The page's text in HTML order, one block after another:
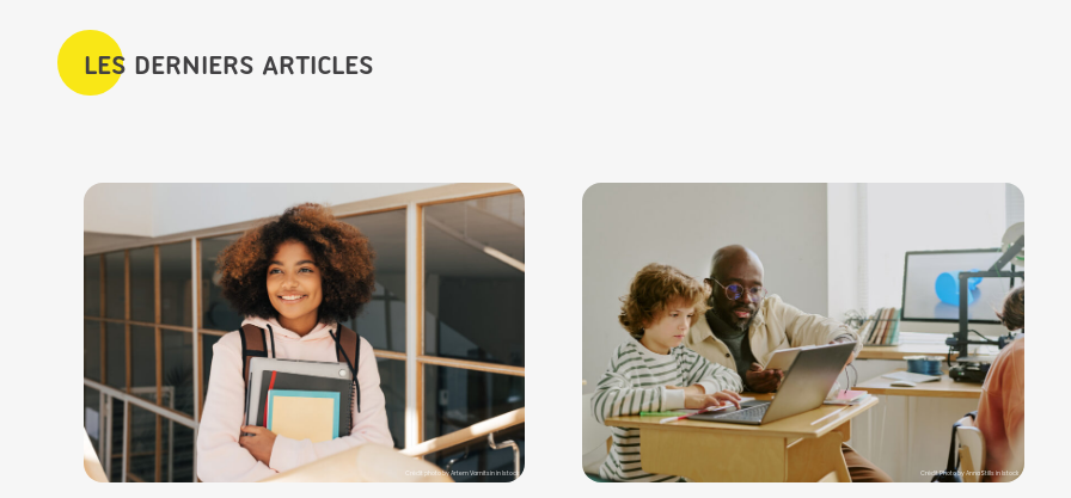
LES DERNIERS ARTICLES
Crédit photo by Artem Varnitsin in Istock Crédit Photo by AnnaStills in Istock